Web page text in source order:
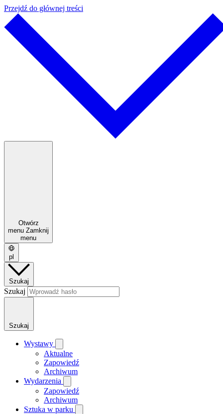
Przejdź do głównej treści
Otwórz
menu Zamknij
menu
pl
Szukaj
Szukaj
Szukaj
Wystawy
Aktualne
Zapowiedź
Archiwum
Wydarzenia
Zapowiedź
Archiwum
Sztuka w parku